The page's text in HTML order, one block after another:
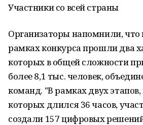
Участники со всей страны
Организаторы напомнили, что
рамках конкурса прошли два
которых в общей сложности
более 8,1 тыс. человек,
команд. "В рамках двух
которых длился 36 часов,
создали 157 цифровых